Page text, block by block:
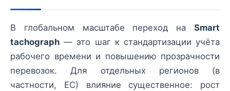
В глобальном масштабе переход на Smart
tachograph — это шаг к стандартизации учёта
рабочего времени и повышению прозрачности
перевозок. Для отдельных регионов (в
частности, ЕС) влияние существенное: рост